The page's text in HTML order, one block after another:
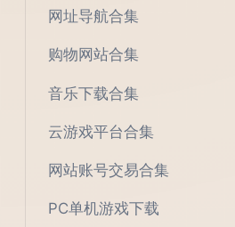
网址导航合集
购物网站合集
音乐下载合集
云游戏平台合集
网站账号交易合集
PC单机游戏下载